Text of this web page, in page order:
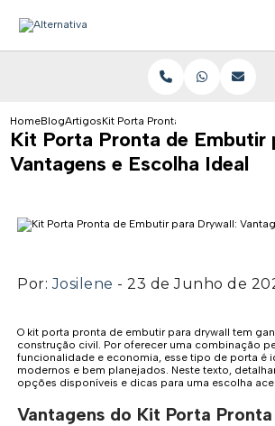
HomeBlogArtigosKit Porta Pronta de Embutir para
Kit Porta Pronta de Embutir
Vantagens e Escolha Ideal
Por:Josilene - 23 de Junho de
O kit porta pronta de embutir para drywall tem
construção civil. Por oferecer uma combinação
funcionalidade e economia, esse tipo de porta é
modernos e bem planejados. Neste texto,
opções disponíveis e dicas para uma escolha
Vantagens do Kit Porta